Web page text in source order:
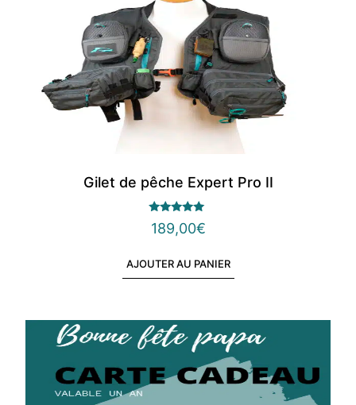
Gilet de pêche Expert Pro II
Note
4.83
189,00€
AJOUTER AU PANIER